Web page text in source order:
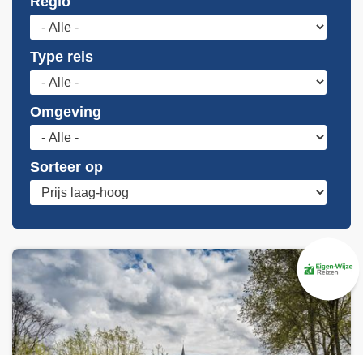
Type reis
Omgeving
Sorteer op